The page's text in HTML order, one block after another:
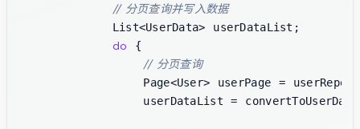
// 分页查询并写入数据
            List<UserData> userDataList;
do {
// 分页查询
Page<User> userPage =
userDataList =